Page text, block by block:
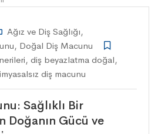
Ağız ve Diş Sağlığı,
, Doğal Diş Macunu
, diş beyazlatma doğal,
diş macunu
Sağlıklı Bir
Doğanın Gücü ve